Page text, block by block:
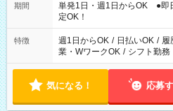
期間
単発1日・週1日からOK ●即
定OK！
特徴 週1日からOK / 日払いOK / 履
業・WワークOK / シフト勤務
気になる！ 応募